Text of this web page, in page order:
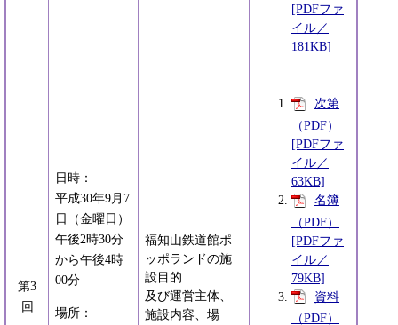
[PDFファ
イル／
181KB]
第3
回
日時：
平成30年9月7
日（金曜日）
午後2時30分
から午後4時
00分
場所：
福知山鉄道館ポ
ッポランドの施
設目的
及び運営主体、
施設内容、場
次第
（PDF）
[PDFファ
イル／
63KB]
名簿
（PDF）
[PDFファ
イル／
79KB]
資料
（PDF）